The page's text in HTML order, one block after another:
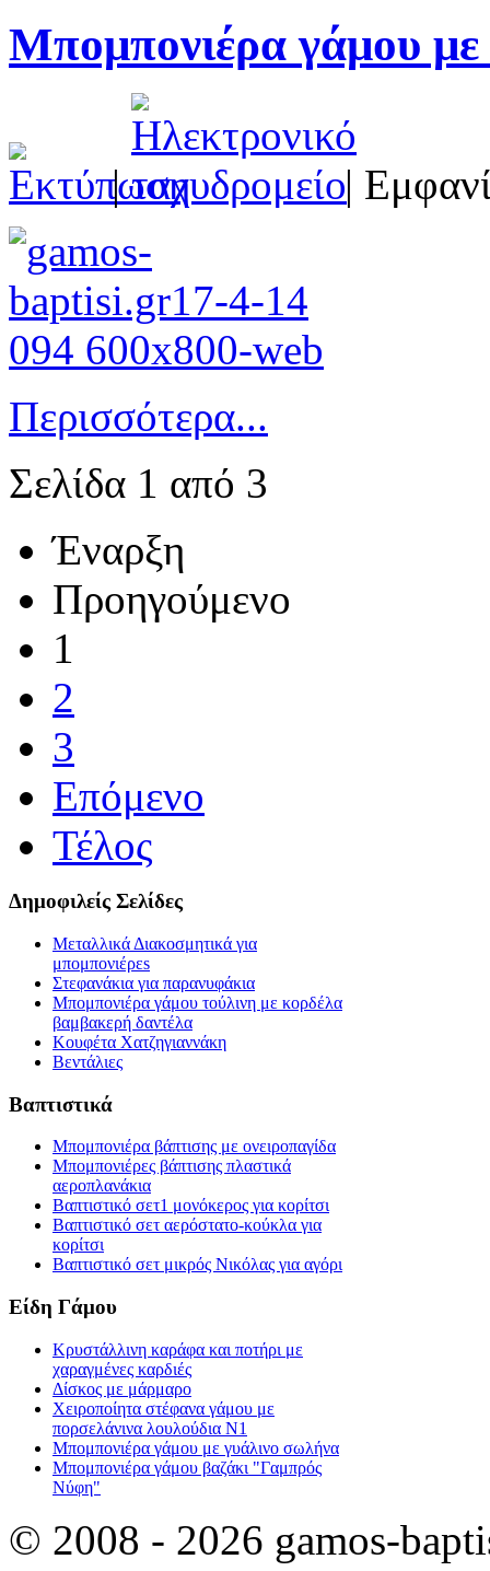
Μπομπονιέρα γάμου με
| |
Περισσότερα...
Σελίδα 1 από 3
Έναρξη
Προηγούμενο
1
2
3
Επόμενο
Τέλος
Δημοφιλείς Σελίδες
Μεταλλικά Διακοσμητικά για
μπομπονιέρεs
Στεφανάκια για παρανυφάκια
Μπομπονιέρα γάμου τούλινη με κορδέλα
βαμβακερή δαντέλα
Κουφέτα Χατζηγιαννάκη
Βεντάλιες
Βαπτιστικά
Μπομπονιέρα βάπτισης με ονειροπαγίδα
Μπομπονιέρες βάπτισης πλαστικά
αεροπλανάκια
Βαπτιστικό σετ1 μονόκερος για κορίτσι
Βαπτιστικό σετ αερόστατο-κούκλα για
κορίτσι
Βαπτιστικό σετ μικρός Νικόλας για αγόρι
Είδη Γάμου
Κρυστάλλινη καράφα και ποτήρι με
χαραγμένες καρδιές
Δίσκος με μάρμαρο
Χειροποίητα στέφανα γάμου με
πορσελάνινα λουλούδια Ν1
Μπομπονιέρα γάμου με γυάλινο σωλήνα
Μπομπονιέρα γάμου βαζάκι "Γαμπρός
Νύφη"
© 2008 - 2026 gamos-